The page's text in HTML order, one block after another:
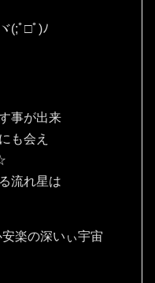
(;ﾟ□ﾟ)ﾉ
事が出来
も会え
流れ星は
楽の深いぃ宇宙